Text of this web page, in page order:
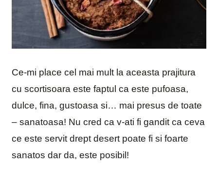
Ce-mi place cel mai mult la aceasta prajitura
cu scortisoara este faptul ca este pufoasa,
dulce, fina, gustoasa si… mai presus de toate
– sanatoasa! Nu cred ca v-ati fi gandit ca ceva
ce este servit drept desert poate fi si foarte
sanatos dar da, este posibil!